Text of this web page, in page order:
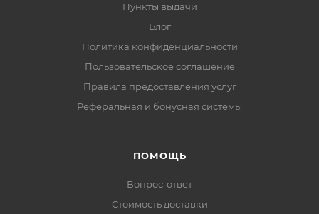
Пункты выдачи
Блог
Политика конфиденциальности
Пользовательское соглашение
Правила предоставления услуг
Реферальная и бонусная системы
ПОМОЩЬ
Вопрос-ответ
Стоимость доставки